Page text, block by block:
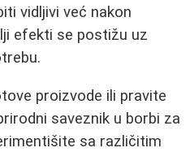
vidljivi već nakon
efekti se postižu uz
proizvode ili pravite
saveznik u borbi za
sa različitim